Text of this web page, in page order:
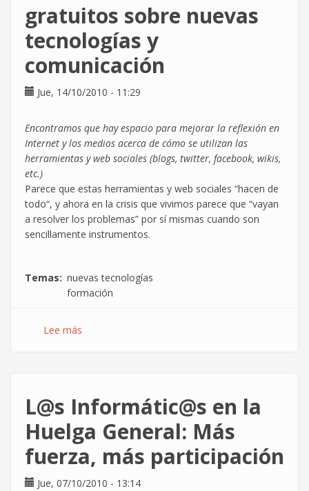
un
ERTE
para
tres
de
empresas.
gratuitos sobre nuevas
tecnologías y
comunicación
Jue, 14/10/2010 - 11:29
Encontramos que hay espacio para mejorar la reflexión en
Internet y los medios acerca de cómo se utilizan las
herramientas y web sociales (blogs, twitter, facebook, wikis,
etc.)
Parece que estas herramientas y web sociales “hacen de
todo“, y ahora en la crisis que vivimos parece que “vayan
a resolver los problemas” por sí mismas cuando son
sencillamente instrumentos.
Temas
nuevas tecnologías
formación
Lee más
gratuitos
nuevas
tecnologías
y
comunicación
L@s Informátic@s en la
Huelga General: Más
fuerza, más participación
Jue, 07/10/2010 - 13:14